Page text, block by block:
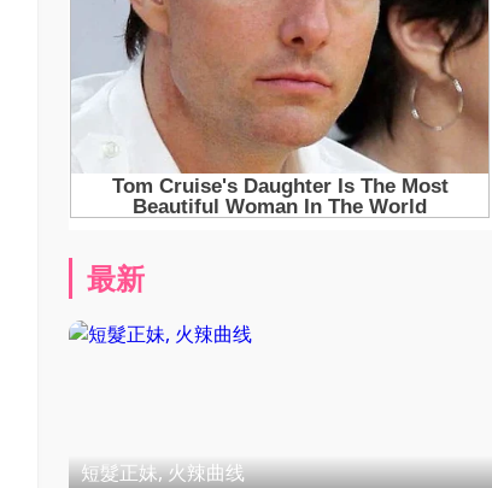
最新
短髮正妹, 火辣曲线